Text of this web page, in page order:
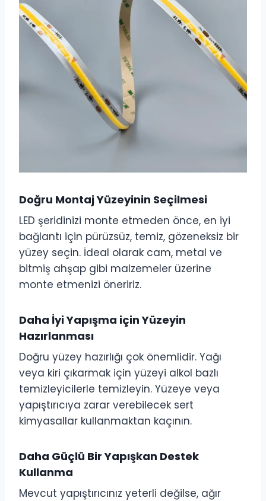
Doğru Montaj Yüzeyinin Seçilmesi
LED şeridinizi monte etmeden önce, en iyi
bağlantı için pürüzsüz, temiz, gözeneksiz bir
yüzey seçin. İdeal olarak cam, metal ve
bitmiş ahşap gibi malzemeler üzerine
monte etmenizi öneririz.
Daha İyi Yapışma için Yüzeyin
Hazırlanması
Doğru yüzey hazırlığı çok önemlidir. Yağı
veya kiri çıkarmak için yüzeyi alkol bazlı
temizleyicilerle temizleyin. Yüzeye veya
yapıştırıcıya zarar verebilecek sert
kimyasallar kullanmaktan kaçının.
Daha Güçlü Bir Yapışkan Destek
Kullanma
Mevcut yapıştırıcınız yeterli değilse, ağır